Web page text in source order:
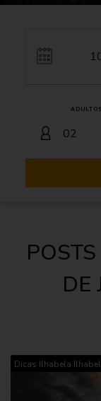
ADULTOS
DE
Dicas Ilhabela